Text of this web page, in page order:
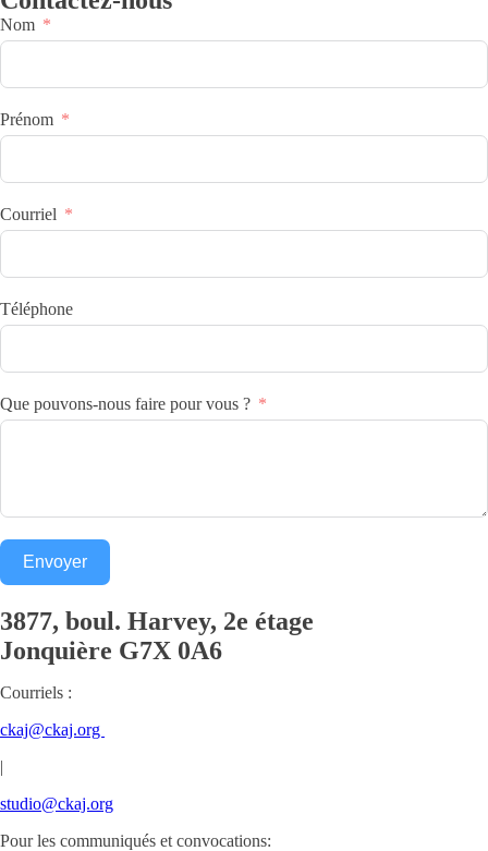
Nom
Prénom
Courriel
Téléphone
Que pouvons-nous faire pour vous ?
Envoyer
3877, boul. Harvey, 2e étage
Jonquière G7X 0A6
Courriels :
ckaj@ckaj.org
|
studio@ckaj.org
Pour les communiqués et convocations: